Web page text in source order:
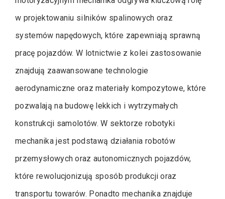
w projektowaniu silników spalinowych oraz
systemów napędowych, które zapewniają sprawną
pracę pojazdów. W lotnictwie z kolei zastosowanie
znajdują zaawansowane technologie
aerodynamiczne oraz materiały kompozytowe, które
pozwalają na budowę lekkich i wytrzymałych
konstrukcji samolotów. W sektorze robotyki
mechanika jest podstawą działania robotów
przemysłowych oraz autonomicznych pojazdów,
które rewolucjonizują sposób produkcji oraz
transportu towarów. Ponadto mechanika znajduje